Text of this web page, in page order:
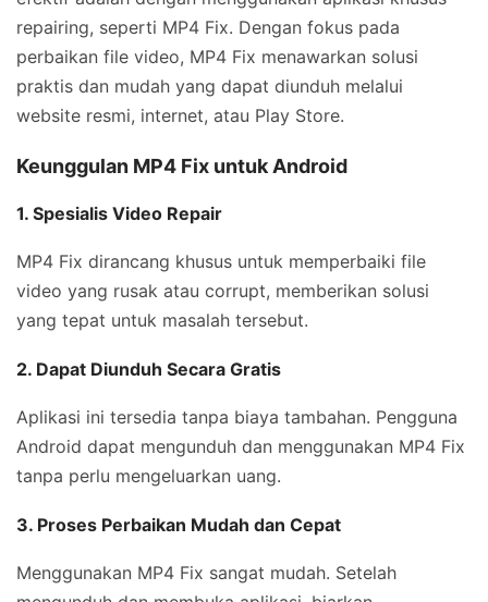
repairing, seperti MP4 Fix. Dengan fokus pada
perbaikan file video, MP4 Fix menawarkan solusi
praktis dan mudah yang dapat diunduh melalui
website resmi, internet, atau Play Store.
Keunggulan MP4 Fix untuk Android
1. Spesialis Video Repair
MP4 Fix dirancang khusus untuk memperbaiki file
video yang rusak atau corrupt, memberikan solusi
yang tepat untuk masalah tersebut.
2. Dapat Diunduh Secara Gratis
Aplikasi ini tersedia tanpa biaya tambahan. Pengguna
Android dapat mengunduh dan menggunakan MP4 Fix
tanpa perlu mengeluarkan uang.
3. Proses Perbaikan Mudah dan Cepat
Menggunakan MP4 Fix sangat mudah. Setelah